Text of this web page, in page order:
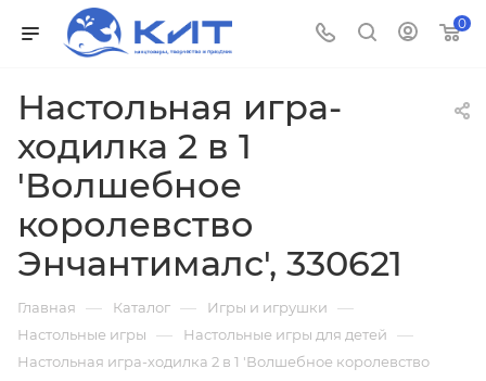
0
Настольная игра-
ходилка 2 в 1
'Волшебное
королевство
Энчантималс', 330621
Главная — Каталог — Игры и игрушки —
Настольные игры — Настольные игры для детей —
Настольная игра-ходилка 2 в 1 'Волшебное королевство